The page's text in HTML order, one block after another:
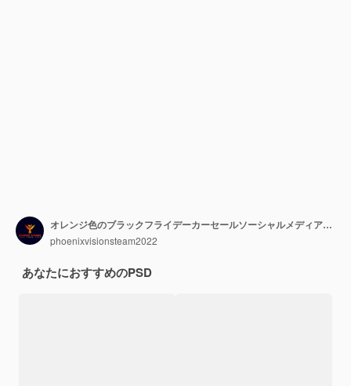
オレンジ色のブラックフライデーカーセールソーシャルメディアバナー
phoenixvisionsteam2022
あなたにおすすめのPSD